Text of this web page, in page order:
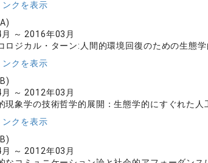
ンクを表示
～ 2016年03月
ロジカル・ターン:人間的環境回復のための生
ンクを表示
～ 2012年03月
現象学の技術哲学的展開：生態学的にすぐれた
ンクを表示
～ 2012年03月